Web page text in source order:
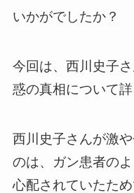
いかがでしたか？
今回は、西川史子
惑の真相について
西川史子さんが激
のは、ガン患者の
心配されていたた